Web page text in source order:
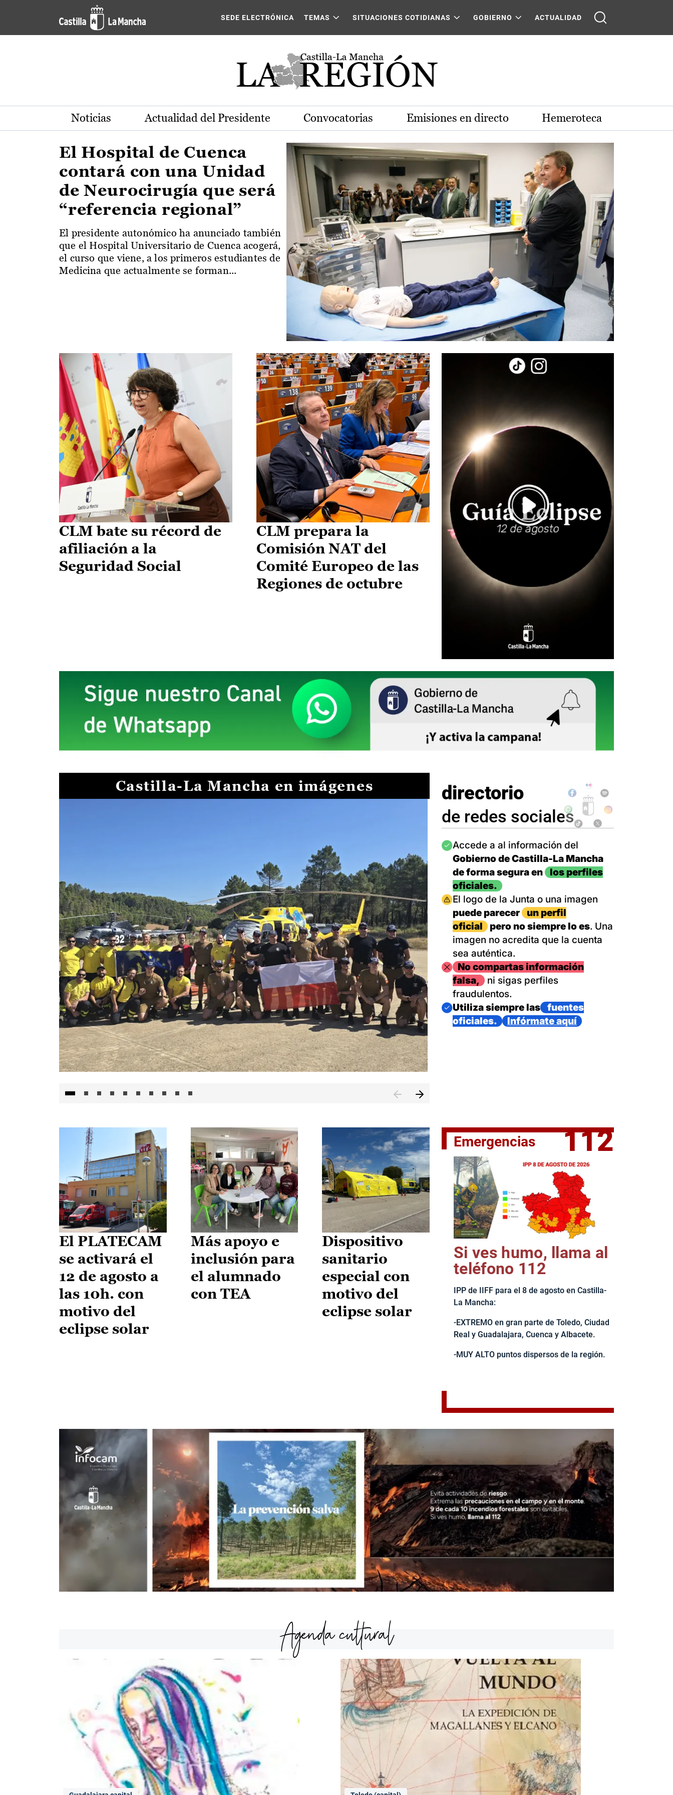
Pasar al contenido principal
Actualidad de la región de Castilla-La Mancha
SEDE ELECTRÓNICA TEMAS SITUACIONES COTIDIANAS GOBIERNO ACTUALIDAD
Noticias Actualidad del Presidente Convocatorias Emisiones en directo Hemeroteca
El Hospital de Cuenca
contará con una Unidad
de Neurocirugía que será
“referencia regional”
El presidente autonómico ha anunciado también
que el Hospital Universitario de Cuenca acogerá,
el curso que viene, a los primeros estudiantes de
Medicina que actualmente se forman...
CLM bate su récord de
afiliación a la
Seguridad Social
CLM prepara la
Comisión NAT del
Comité Europeo de las
Regiones de octubre
Castilla-La Mancha en imágenes
II Vuelta Ciclista CLM LEADER
directorio
de redes sociales
Imagen
Accede a al información del
Gobierno de Castilla-La Mancha
de forma segura en
los perfiles
oficiales.
Imagen
El logo de la Junta o una imagen
puede parecer
un perfil
oficial
pero no siempre lo es. Una
imagen no acredita que la cuenta
sea auténtica.
ImagenNo compartas información
falsa,
ni sigas perfiles
fraudulentos.
Imagen
Utiliza siempre las
fuentes
oficiales.
Infórmate aquí
El PLATECAM
se activará el
12 de agosto a
las 10h. con
motivo del
eclipse solar
Más apoyo e
inclusión para
el alumnado
con TEA
Dispositivo
sanitario
especial con
motivo del
eclipse solar
Emergencias 112
Si ves humo, llama al
teléfono 112
IPP de IIFF para el 8 de agosto en Castilla-
La Mancha:
-EXTREMO en gran parte de Toledo, Ciudad
Real y Guadalajara, Cuenca y Albacete.
-MUY ALTO puntos dispersos de la región.
Agenda cultural